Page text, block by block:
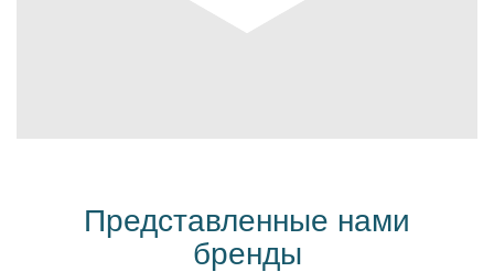
Представленные нами
бренды